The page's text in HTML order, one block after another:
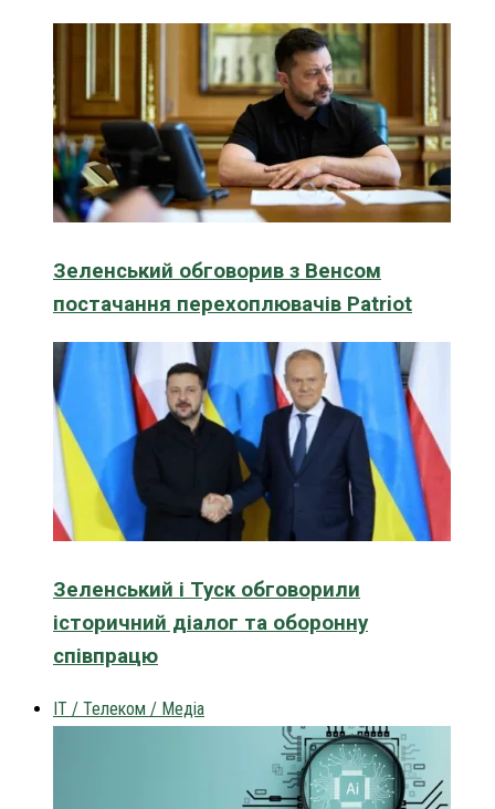
Зеленський обговорив з Венсом
постачання перехоплювачів Patriot
Зеленський і Туск обговорили
історичний діалог та оборонну
співпрацю
IT / Телеком / Медіа